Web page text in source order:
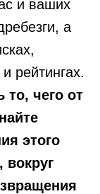
и ваших
а
рейтингах.
то, чего от
этого
вокруг